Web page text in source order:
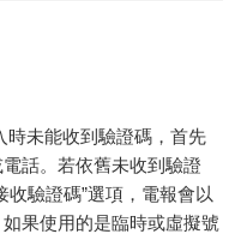
時未能收到驗證碼，首先
話。若依舊未收到驗證
收驗證碼”選項，電報會以
果使用的是臨時或虛擬號